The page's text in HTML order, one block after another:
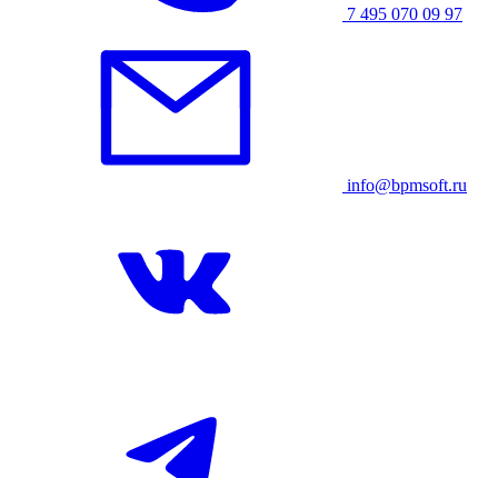
7 495 070 09 97
info@bpmsoft.ru